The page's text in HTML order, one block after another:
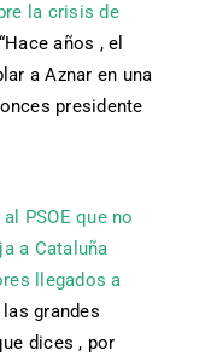
la crisis de
Hace años , el
a Aznar en una
presidente
PSOE que no
a Cataluña
llegados a
grandes
dices , por